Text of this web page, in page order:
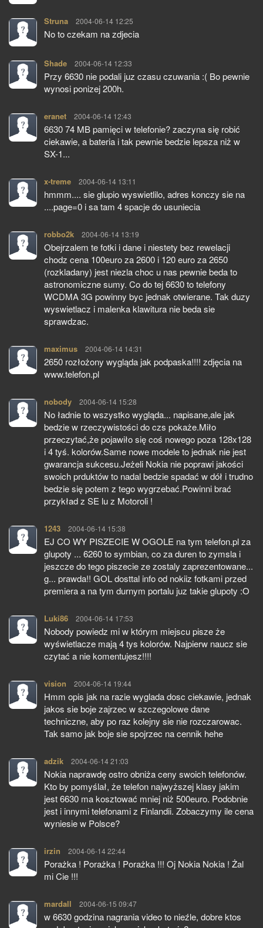
Struna pisze:
2004-06-14 12:25
No to czekam na zdjecia
Shade pisze:
2004-06-14 12:33
Przy 6630 nie podali juz czasu czuwania :( Bo pewnie
wynosi ponizej 200h.
eranet pisze:
2004-06-14 12:43
6630 74 MB pamięci w telefonie? zaczyna się robić
ciekawie, a bateria i tak pewnie bedzie lepsza niż w
SX-1...
x-treme pisze:
2004-06-14 13:11
hmmm.... sie glupio wyswietlilo, adres konczy sie na
....page=0 i sa tam 4 spacje do usuniecia
robbo2k pisze:
2004-06-14 13:19
Obejrzalem te fotki i dane i niestety bez rewelacji
chodz cena 100euro za 2600 i 120 euro za 2650
(rozkladany) jest niezla choc u nas pewnie beda to
astronomiczne sumy. Co do tej 6630 to telefony
WCDMA 3G powinny byc jednak otwierane. Tak duzy
wyswietlacz i malenka klawitura nie beda sie
sprawdzac.
maximus pisze:
2004-06-14 14:31
2650 rozłożony wygląda jak podpaska!!!! zdjęcia na
www.telefon.pl
nobody pisze:
2004-06-14 15:28
No ładnie to wszystko wygląda... napisane,ale jak
bedzie w rzeczywistości do czs pokaże.Miło
przeczytać,że pojawiło się coś nowego poza 128x128
i 4 tyś. kolorów.Same nowe modele to jednak nie jest
gwarancja sukcesu.Jeżeli Nokia nie poprawi jakości
swoich prduktów to nadal bedzie spadać w dół i trudno
bedzie się potem z tego wygrzebać.Powinni brać
przykład z SE lu z Motoroli !
1243 pisze:
2004-06-14 15:38
EJ CO WY PISZECIE W OGOLE na tym telefon.pl za
glupoty ... 6260 to symbian, co za duren to zymsla i
jeszcze do tego piszecie ze zostaly zaprezentowane...
g... prawda!! GOL dosttal info od nokiiz fotkami przed
premiera a na tym durnym portalu juz takie glupoty :O
Luki86 pisze:
2004-06-14 17:53
Nobody powiedz mi w którym miejscu pisze że
wyświetlacze mają 4 tys kolorów. Najpierw naucz sie
czytać a nie komentujesz!!!!
vision pisze:
2004-06-14 19:44
Hmm opis jak na razie wyglada dosc ciekawie, jednak
jakos sie boje zajrzec w szczegolowe dane
techniczne, aby po raz kolejny sie nie rozczarowac.
Tak samo jak boje sie spojrzec na cennik hehe
adzik pisze:
2004-06-14 21:03
Nokia naprawdę ostro obniża ceny swoich telefonów.
Kto by pomyślał, że telefon najwyższej klasy jakim
jest 6630 ma kosztować mniej niż 500euro. Podobnie
jest i innymi telefonami z Finlandii. Zobaczymy ile cena
wyniesie w Polsce?
irzin pisze:
2004-06-14 22:44
Porażka ! Porażka ! Porażka !!! Oj Nokia Nokia ! Żal
mi Cie !!!
mardall pisze:
2004-06-15 09:47
w 6630 godzina nagrania video to nieźle, dobre ktos